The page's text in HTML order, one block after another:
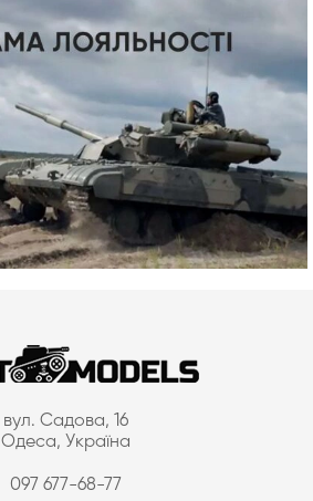
вул. Садова, 16
Одеса, Україна
097 677-68-77